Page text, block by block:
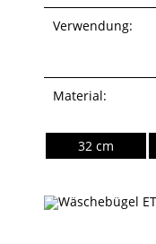
Verwendung:
Material:
32 cm